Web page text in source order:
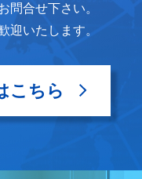
問合せ下さい。
迎いたします。
こちら